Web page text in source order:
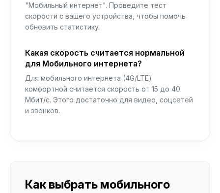
"Мобильный интернет". Проведите тест
скорости с вашего устройства, чтобы помочь
обновить статистику.
Какая скорость считается нормальной
для Мобильного интернета?
Для мобильного интернета (4G/LTE)
комфортной считается скорость от 15 до 40
Мбит/с. Этого достаточно для видео, соцсетей
и звонков.
Как выбрать мобильного